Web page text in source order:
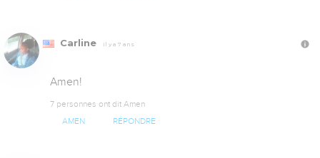
Carline Il y a 7 ans
Amen!
7 personnes ont dit Amen
AMEN RÉPONDRE